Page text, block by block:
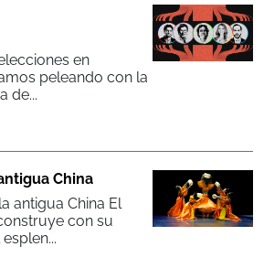
en
peleando con la
de...
China
antigua China El
con su